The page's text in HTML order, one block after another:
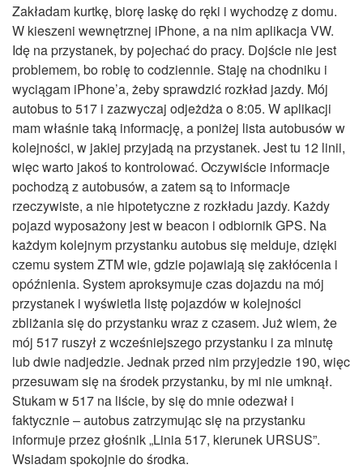
Zakładam kurtkę, biorę laskę do ręki i wychodzę z domu.
W kieszeni wewnętrznej iPhone, a na nim aplikacja VW.
Idę na przystanek, by pojechać do pracy. Dojście nie jest
problemem, bo robię to codziennie. Staję na chodniku i
wyciągam iPhone’a, żeby sprawdzić rozkład jazdy. Mój
autobus to 517 i zazwyczaj odjeżdża o 8:05. W aplikacji
mam właśnie taką informację, a poniżej lista autobusów w
kolejności, w jakiej przyjadą na przystanek. Jest tu 12 linii,
więc warto jakoś to kontrolować. Oczywiście informacje
pochodzą z autobusów, a zatem są to informacje
rzeczywiste, a nie hipotetyczne z rozkładu jazdy. Każdy
pojazd wyposażony jest w beacon i odbiornik GPS. Na
każdym kolejnym przystanku autobus się melduje, dzięki
czemu system ZTM wie, gdzie pojawiają się zakłócenia i
opóźnienia. System aproksymuje czas dojazdu na mój
przystanek i wyświetla listę pojazdów w kolejności
zbliżania się do przystanku wraz z czasem. Już wiem, że
mój 517 ruszył z wcześniejszego przystanku i za minutę
lub dwie nadjedzie. Jednak przed nim przyjedzie 190, więc
przesuwam się na środek przystanku, by mi nie umknął.
Stukam w 517 na liście, by się do mnie odezwał i
faktycznie – autobus zatrzymując się na przystanku
informuje przez głośnik „Linia 517, kierunek URSUS”.
Wsiadam spokojnie do środka.